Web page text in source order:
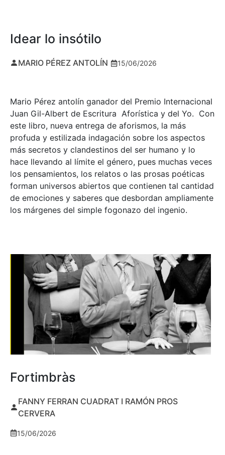
Idear lo insótilo
MARIO PÉREZ ANTOLÍN 15/06/2026
Mario Pérez antolín ganador del Premio Internacional
Juan Gil-Albert de Escritura Aforística y del Yo. Con
este libro, nueva entrega de aforismos, la más
profuda y estilizada indagación sobre los aspectos
más secretos y clandestinos del ser humano y lo
hace llevando al límite el género, pues muchas veces
los pensamientos, los relatos o las prosas poéticas
forman universos abiertos que contienen tal cantidad
de emociones y saberes que desbordan ampliamente
los márgenes del simple fogonazo del ingenio.
Fortimbràs
FANNY FERRAN CUADRAT I RAMÓN PROS
CERVERA
15/06/2026